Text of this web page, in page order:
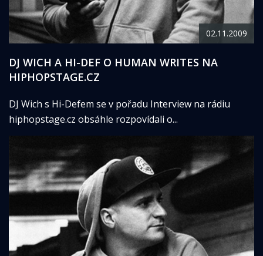
02.11.2009
DJ WICH A HI-DEF O HUMAN WRITES NA
HIPHOPSTAGE.CZ
DJ Wich s Hi-Defem se v pořadu Interview na rádiu
hiphopstage.cz obsáhle rozpovídali o...